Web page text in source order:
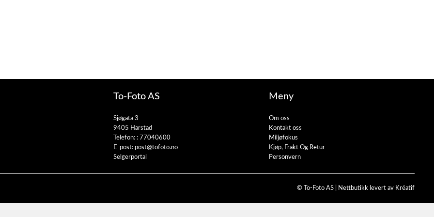
To-Foto AS
Sjøgata 3
9405 Harstad
Telefon: : 77040600
E-post: post@tofoto.no
Selgerportal
Meny
Om oss
Kontakt oss
Miljøfokus
Kjøp, Frakt Og Retur
Personvern
© To-Foto AS | Nettbutikk levert av Kréatif